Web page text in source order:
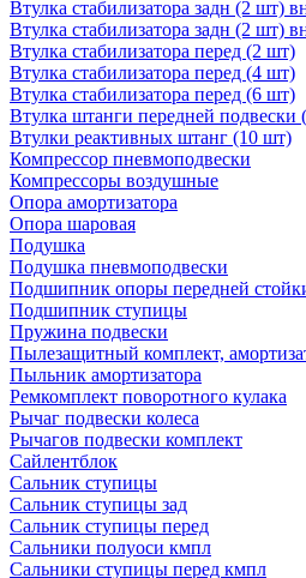
Втулка стабилизатора задн (2 шт)
Втулка стабилизатора задн (2 шт)
Втулка стабилизатора перед (2 шт)
Втулка стабилизатора перед (4 шт)
Втулка стабилизатора перед (6 шт)
Втулка штанги передней подвески
Втулки реактивных штанг (10 шт)
Компрессор пневмоподвески
Компрессоры воздушные
Опора амортизатора
Опора шаровая
Подушка
Подушка пневмоподвески
Подшипник опоры передней
Подшипник ступицы
Пружина подвески
Пылезащитный комплект,
Пыльник амортизатора
Ремкомплект поворотного кулака
Рычаг подвески колеса
Рычагов подвески комплект
Сайлентблок
Сальник ступицы
Сальник ступицы зад
Сальник ступицы перед
Сальники полуоси кмпл
Сальники ступицы перед кмпл